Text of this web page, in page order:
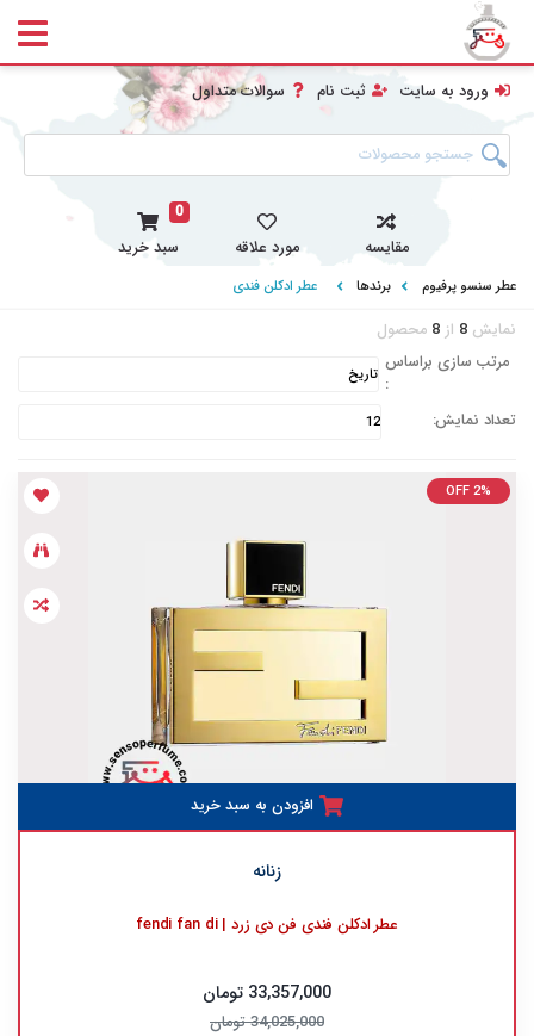
ورود به سایت ثبت نام سوالات متداول
مقایسه مورد علاقه
0
سبد خرید
عطر سنسو پرفیوم برندها عطر ادکلن فندی
نمایش 8 از 8 محصول
مرتب سازی براساس
:
تعداد نمایش:
OFF 2%
افزودن به سبد خرید
زنانه
عطر ادکلن فندی فن دی زرد | fendi fan di
33,357,000 تومان
34,025,000 تومان